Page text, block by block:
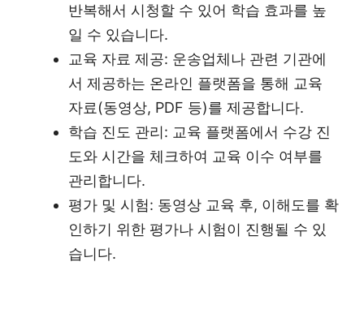
반복해서 시청할 수 있어 학습 효과를 높
일 수 있습니다.
교육 자료 제공: 운송업체나 관련 기관에
서 제공하는 온라인 플랫폼을 통해 교육
자료(동영상, PDF 등)를 제공합니다.
학습 진도 관리: 교육 플랫폼에서 수강 진
도와 시간을 체크하여 교육 이수 여부를
관리합니다.
평가 및 시험: 동영상 교육 후, 이해도를 확
인하기 위한 평가나 시험이 진행될 수 있
습니다.